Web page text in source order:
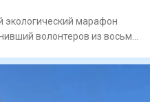
марафон
волонтеров из восьми